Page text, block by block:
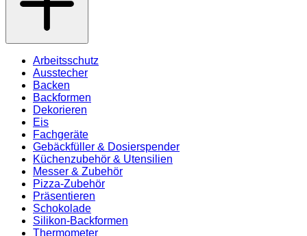
Arbeitsschutz
Ausstecher
Backen
Backformen
Dekorieren
Eis
Fachgeräte
Gebäckfüller & Dosierspender
Küchenzubehör & Utensilien
Messer & Zubehör
Pizza-Zubehör
Präsentieren
Schokolade
Silikon-Backformen
Thermometer